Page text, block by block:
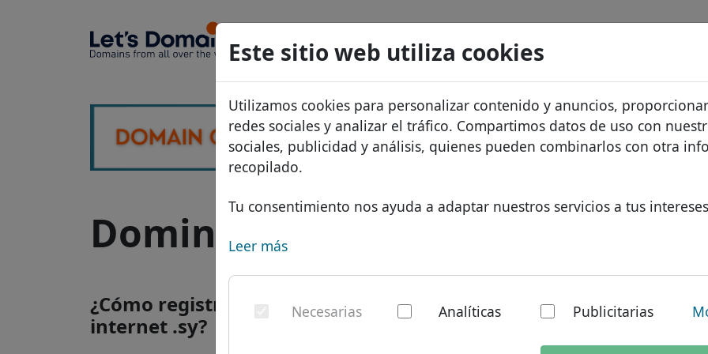
Este sitio web utiliza cookies
Utilizamos cookies para personalizar contenido y anuncios,
redes sociales y analizar el tráfico. Compartimos datos de uso con
sociales, publicidad y análisis, quienes pueden combinarlos con otra
recopilado.
Tu consentimiento nos ayuda a adaptar nuestros servicios a tus
Leer más
Necesarias Analíticas Publicitarias
Dominios
Base de datos de dominios
Dominios africanos
Dominios asiáticos
Dominios europeos
Dominios norteamericanos
Lista de precios
Descuentos
Transferir
Buscar
Protección de ID
Alojamiento DNS
WHOIS
Sobre
¿Por qué
Contacto
Dominio .sy - dominio nacional:
¿Cómo registrar un dominio de
internet .sy?
.sy información del
dominio es el dominio de